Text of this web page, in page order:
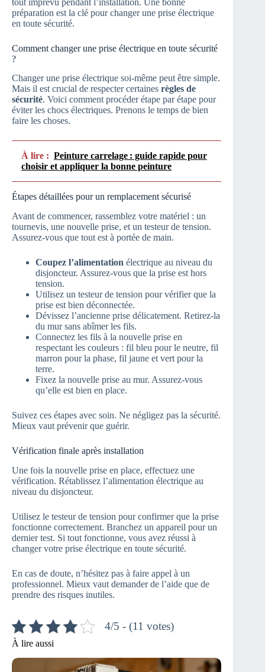
préparation est la clé pour changer une prise électrique
en toute sécurité.
Comment changer une prise électrique en toute sécurité
?
Changer une prise électrique soi-même peut être simple.
Mais il est crucial de respecter certaines règles de
sécurité. Voici comment procéder étape par étape pour
éviter les chocs électriques. Prenons le temps de bien
faire les choses.
À lire : Peinture carrelage : guide rapide pour
choisir et appliquer la bonne peinture
Étapes détaillées pour un remplacement sécurisé
Avant de commencer, rassemblez votre matériel : un
tournevis, une nouvelle prise, et un testeur de tension.
Assurez-vous que tout est à portée de main.
Coupez l’alimentation électrique au niveau du
disjoncteur. Assurez-vous que la prise est hors
tension.
Utilisez un testeur de tension pour vérifier que la
prise est bien déconnectée.
Dévissez l’ancienne prise délicatement. Retirez-la
du mur sans abîmer les fils.
Connectez les fils à la nouvelle prise en
respectant les couleurs : fil bleu pour le neutre, fil
marron pour la phase, fil jaune et vert pour la
terre.
Fixez la nouvelle prise au mur. Assurez-vous
qu’elle est bien en place.
Suivez ces étapes avec soin. Ne négligez pas la sécurité.
Mieux vaut prévenir que guérir.
Vérification finale après installation
Une fois la nouvelle prise en place, effectuez une
vérification. Rétablissez l’alimentation électrique au
niveau du disjoncteur.
Utilisez le testeur de tension pour confirmer que la prise
fonctionne correctement. Branchez un appareil pour un
dernier test. Si tout fonctionne, vous avez réussi à
changer votre prise électrique en toute sécurité.
En cas de doute, n’hésitez pas à faire appel à un
professionnel. Mieux vaut demander de l’aide que de
prendre des risques inutiles.
4/5 - (11 votes)
À lire aussi